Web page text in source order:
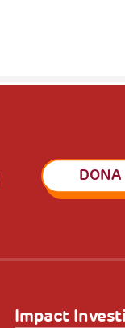
DONA
Impact